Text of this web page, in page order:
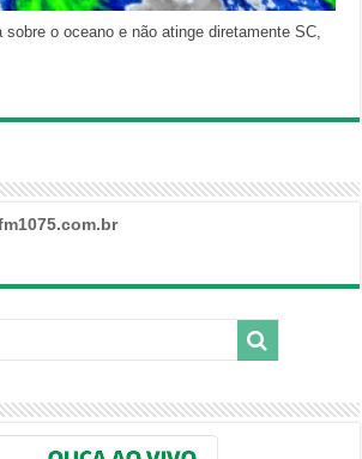
o oceano e não atinge diretamente SC,